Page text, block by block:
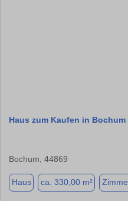
Haus zum Kaufen in Bochum
Bochum, 44869
Haus ca. 330,00 m²